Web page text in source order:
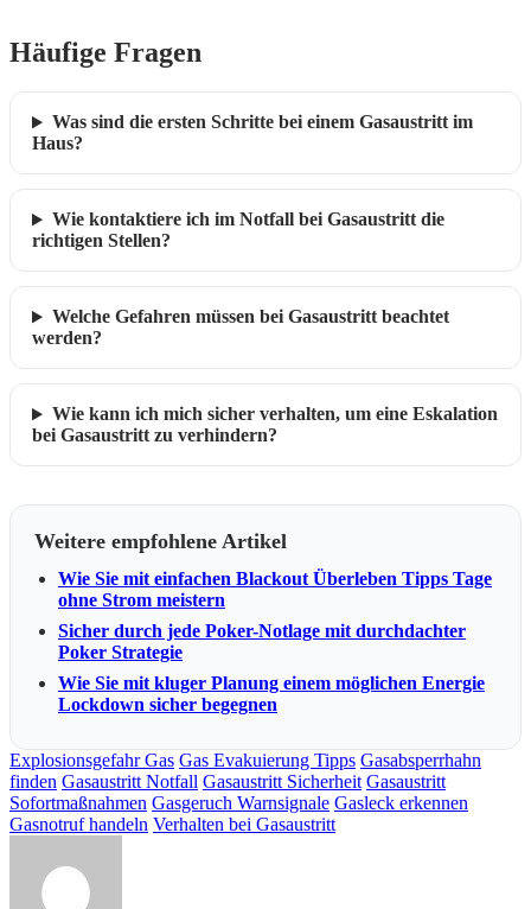
Häufige Fragen
Was sind die ersten Schritte bei einem Gasaustritt im
Haus?
Wie kontaktiere ich im Notfall bei Gasaustritt die
richtigen Stellen?
Welche Gefahren müssen bei Gasaustritt beachtet
werden?
Wie kann ich mich sicher verhalten, um eine Eskalation
bei Gasaustritt zu verhindern?
Weitere empfohlene Artikel
Wie Sie mit einfachen Blackout Überleben Tipps Tage
ohne Strom meistern
Sicher durch jede Poker-Notlage mit durchdachter
Poker Strategie
Wie Sie mit kluger Planung einem möglichen Energie
Lockdown sicher begegnen
Explosionsgefahr Gas Gas Evakuierung Tipps Gasabsperrhahn
finden Gasaustritt Notfall Gasaustritt Sicherheit Gasaustritt
Sofortmaßnahmen Gasgeruch Warnsignale Gasleck erkennen
Gasnotruf handeln Verhalten bei Gasaustritt